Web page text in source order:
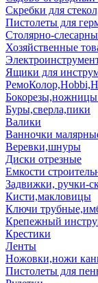
Скребки для
Пистолеты для
Столярно-
Хозяйственные
Ящики для
Бокорезы,ножницы
Буры,сверла,пики
Валики
Ванночки
Веревки,шнуры
Диски отрезные
Емкости
Задвижки, ручки-
Кисти,макловицы
Ключи
Крепежный
Крестики
Ленты
Ножовки,ножи
Пистолеты для